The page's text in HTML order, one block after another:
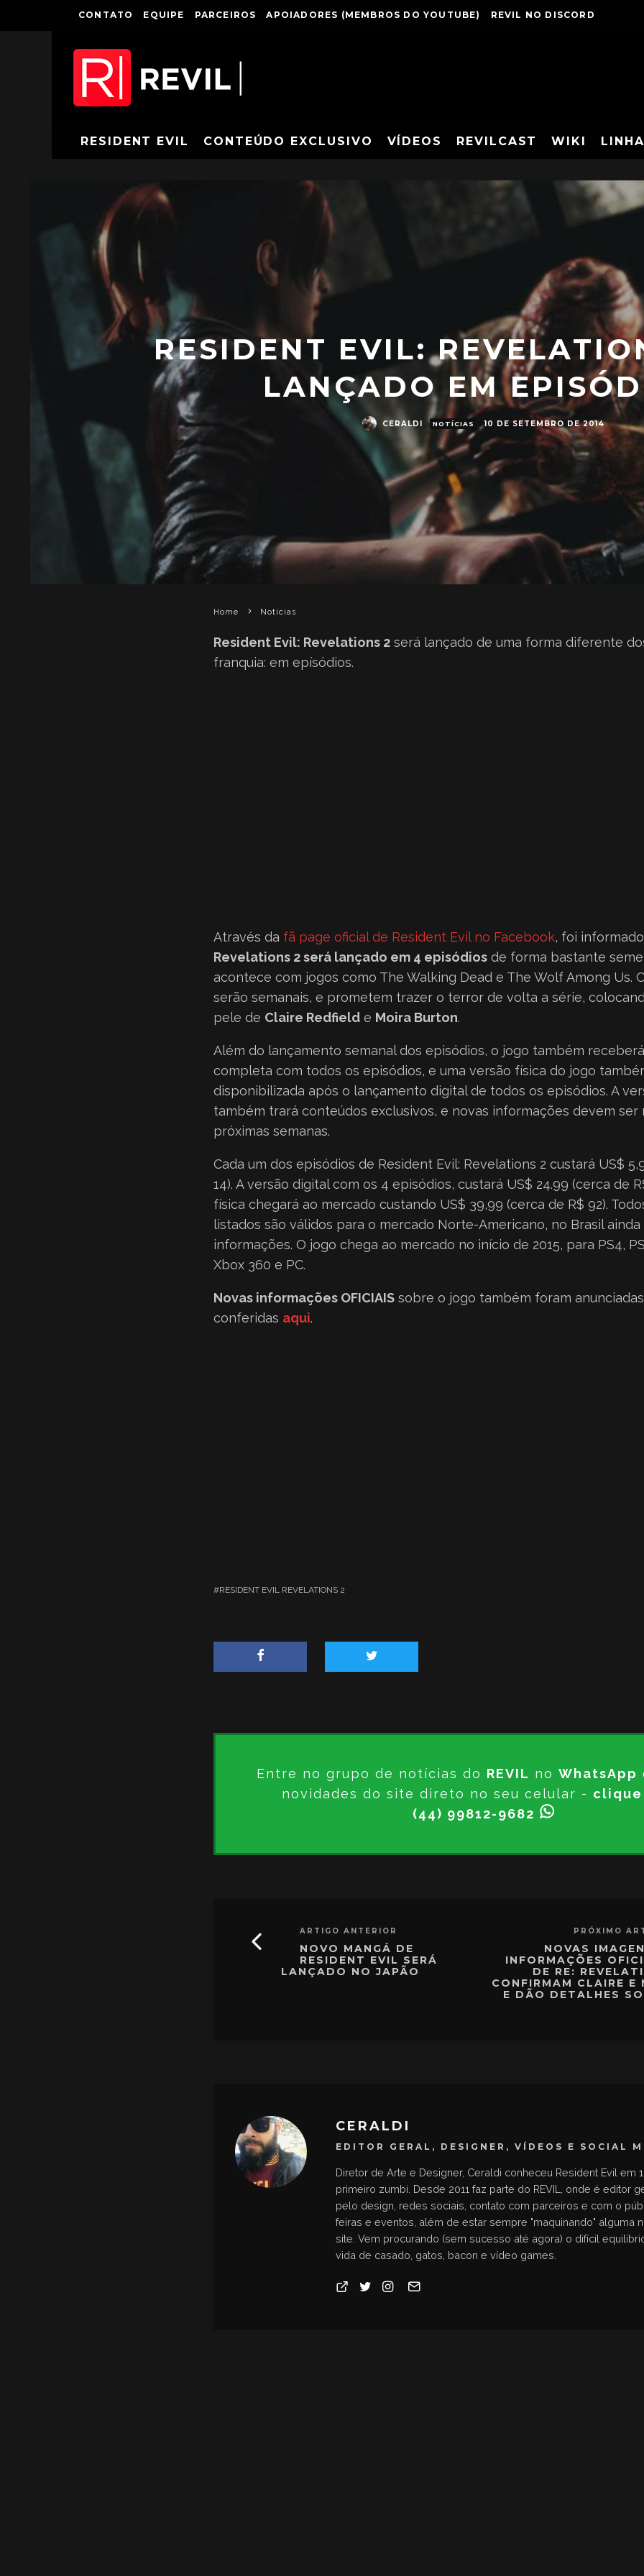
CONTATO EQUIPE PARCEIROS APOIADORES (MEMBROS DO YOUTUBE) REVIL NO DISCORD
RESIDENT EVIL CONTEÚDO EXCLUSIVO VÍDEOS REVILCAST WIKI
RESIDENT EVIL:
LANÇADO EM
CERALDI NOTÍCIAS 10 DE SETEMBRO DE 2014
Home Notícias
Resident Evil: Revelations 2 será lançado de uma forma diferente
franquia: em epísódios.
Através da fã page oficial de Resident Evil no Facebook, foi
Revelations 2 será lançado em 4 episódios de forma bastante
acontece com jogos como The Walking Dead e The Wolf Among Us.
serão semanais, e prometem trazer o terror de volta a série,
pele de Claire Redfield e Moira Burton.
Além do lançamento semanal dos episódios, o jogo também
completa com todos os episódios, e uma versão física do jogo
disponibilizada após o lançamento digital de todos os episódios. A
também trará conteúdos exclusivos, e novas informações devem ser
próximas semanas.
Cada um dos episódios de Resident Evil: Revelations 2 custará US$
14). A versão digital com os 4 episódios, custará US$ 24.99 (cerca de
física chegará ao mercado custando US$ 39,99 (cerca de R$ 92).
listados são válidos para o mercado Norte-Americano, no Brasil ainda
informações. O jogo chega ao mercado no início de 2015, para PS4,
Xbox 360 e PC.
Novas informações OFICIAIS sobre o jogo também foram
conferidas aqui.
RESIDENT EVIL REVELATIONS 2
Entre no grupo de notícias do REVIL no WhatsApp
novidades do site direto no seu celular - clique
(44) 99812-9682
ARTIGO ANTERIOR
NOVO MANGÁ DE
RESIDENT EVIL SERÁ
LANÇADO NO JAPÃO
PRÓXIMO
NOVAS
INFORMAÇÕES
DE RE:
CONFIRMAM CLAIRE E
E DÃO DETALHES
CERALDI
EDITOR GERAL, DESIGNER, VÍDEOS E SOCIAL
Diretor de Arte e Designer, Ceraldi conheceu Resident Evil em
primeiro zumbi. Desde 2011 faz parte do REVIL, onde é editor
pelo design, redes sociais, contato com parceiros e com o
feiras e eventos, além de estar sempre "maquinando" alguma
site. Vem procurando (sem sucesso até agora) o difícil
vida de casado, gatos, bacon e vídeo games.